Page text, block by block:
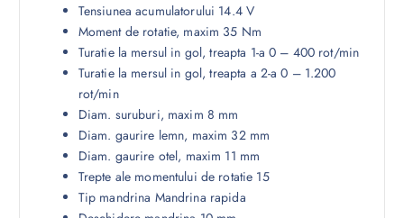
Tensiunea acumulatorului 14.4 V
Moment de rotatie, maxim 35 Nm
Turatie la mersul in gol, treapta 1-a 0 – 400 rot/min
Turatie la mersul in gol, treapta a 2-a 0 – 1.200
rot/min
Diam. suruburi, maxim 8 mm
Diam. gaurire lemn, maxim 32 mm
Diam. gaurire otel, maxim 11 mm
Trepte ale momentului de rotatie 15
Tip mandrina Mandrina rapida